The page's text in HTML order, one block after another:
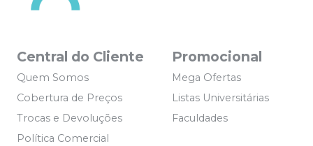
Central do Cliente
Quem Somos
Cobertura de Preços
Trocas e Devoluções
Política Comercial
Promocional
Mega Ofertas
Listas Universitárias
Faculdades